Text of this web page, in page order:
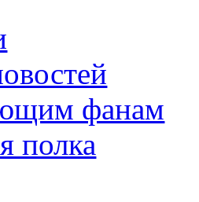
фанам
полка